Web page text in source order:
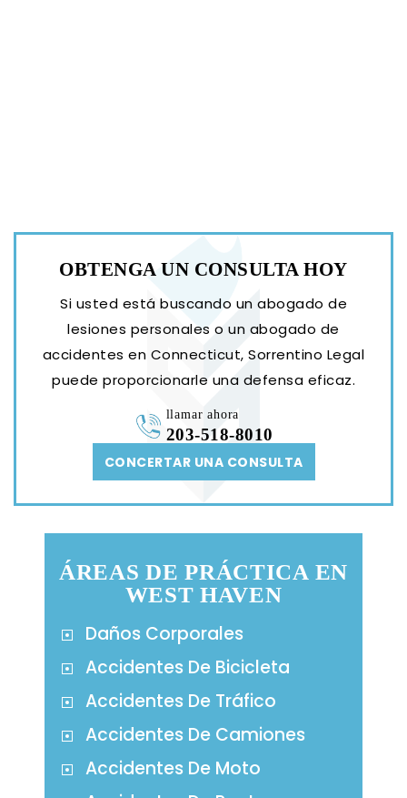
OBTENGA UN CONSULTA HOY
Si usted está buscando un abogado de
lesiones personales o un abogado de
accidentes en Connecticut, Sorrentino Legal
puede proporcionarle una defensa eficaz.
CONCERTAR UNA CONSULTA
llamar ahora
203-518-8010
ÁREAS DE PRÁCTICA EN
WEST HAVEN
Daños Corporales
Accidentes De Bicicleta
Accidentes De Tráfico
Accidentes De Camiones
Accidentes De Moto